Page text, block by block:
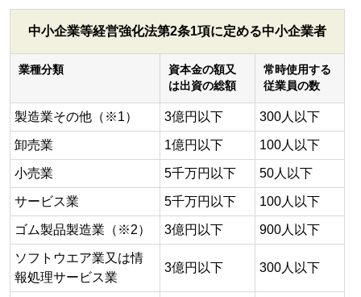
中小企業等経営強化法第2条1項に定める中小企業者
業種分類
資本金の額又
は出資の総額
常時使用する
従業員の数
製造業その他（※1） 3億円以下 300人以下
卸売業 1億円以下 100人以下
小売業 5千万円以下 50人以下
サービス業 5千万円以下 100人以下
ゴム製品製造業（※2） 3億円以下 900人以下
ソフトウエア業又は情
報処理サービス業
3億円以下 300人以下